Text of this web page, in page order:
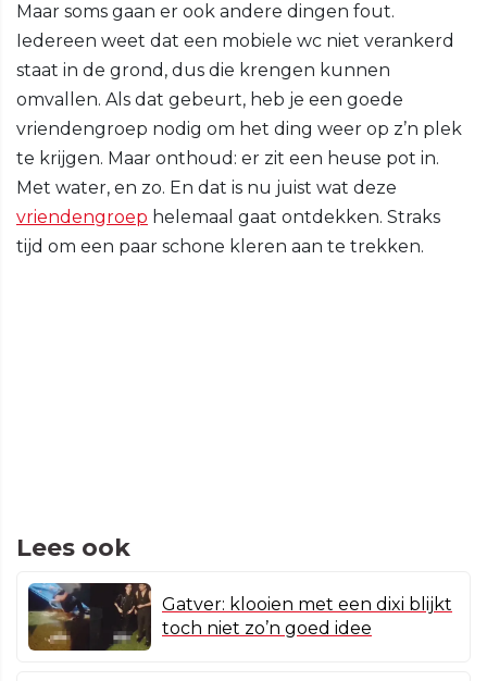
Maar soms gaan er ook andere dingen fout.
Iedereen weet dat een mobiele wc niet verankerd
staat in de grond, dus die krengen kunnen
omvallen. Als dat gebeurt, heb je een goede
vriendengroep nodig om het ding weer op z’n plek
te krijgen. Maar onthoud: er zit een heuse pot in.
Met water, en zo. En dat is nu juist wat deze
vriendengroep helemaal gaat ontdekken. Straks
tijd om een paar schone kleren aan te trekken.
Lees ook
Gatver: klooien met een dixi blijkt
toch niet zo’n goed idee